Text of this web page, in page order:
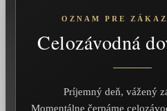
OZNAM PRE
Celozávodná
Príjemný deň, vážený
Momentálne čerpáme